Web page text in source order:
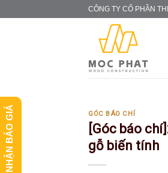
CÔNG TY CỔ PHẦN
GÓC BÁO CHÍ
[Góc báo
gỗ biến tính
NHẬN BÁO GIÁ